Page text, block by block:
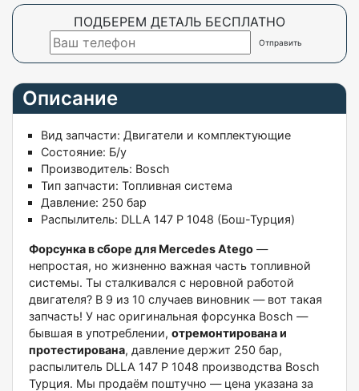
ПОДБЕРЕМ ДЕТАЛЬ БЕСПЛАТНО
Описание
Вид запчасти: Двигатели и комплектующие
Состояние: Б/у
Производитель: Bosch
Тип запчасти: Топливная система
Давление: 250 бар
Распылитель: DLLA 147 P 1048 (Бош-Турция)
Форсунка в сборе для Mercedes Atego —
непростая, но жизненно важная часть топливной
системы. Ты сталкивался с неровной работой
двигателя? В 9 из 10 случаев виновник — вот такая
запчасть! У нас оригинальная форсунка Bosch —
бывшая в употреблении, отремонтирована и
протестирована, давление держит 250 бар,
распылитель DLLA 147 P 1048 производства Bosch
Турция. Мы продаём поштучно — цена указана за